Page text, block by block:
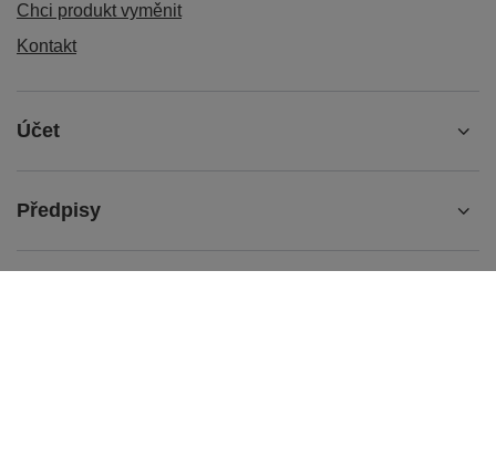
Chci produkt vyměnit
Kontakt
Účet
Předpisy